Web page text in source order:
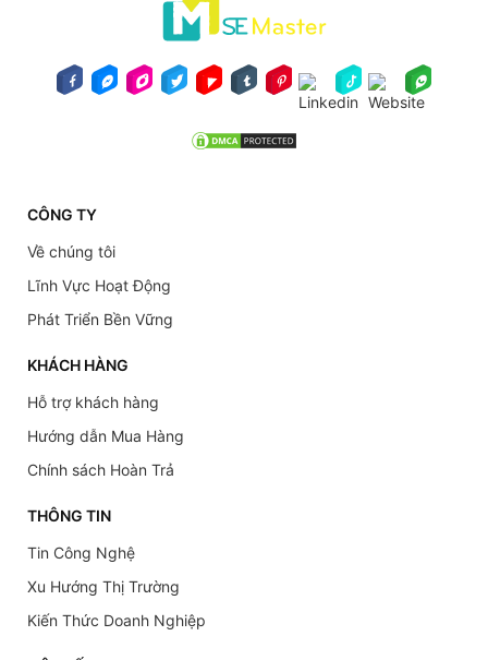
CÔNG TY
Về chúng tôi
Lĩnh Vực Hoạt Động
Phát Triển Bền Vững
KHÁCH HÀNG
Hỗ trợ khách hàng
Hướng dẫn Mua Hàng
Chính sách Hoàn Trả
THÔNG TIN
Tin Công Nghệ
Xu Hướng Thị Trường
Kiến Thức Doanh Nghiệp